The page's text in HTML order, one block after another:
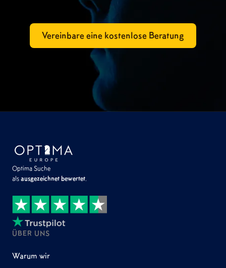
Vereinbare eine kostenlose Beratung
Optima Suche
als ausgezeichnet bewertet.
ÜBER UNS
Warum wir